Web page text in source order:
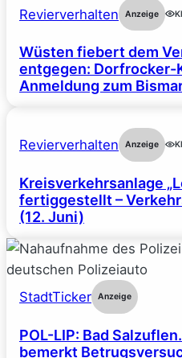
Revierverhalten Anzeige
Wüsten fiebert dem
entgegen: Dorfrocker-
Anmeldung zum
Revierverhalten Anzeige
Kreisverkehrsanlage
fertiggestellt –
(12. Juni)
StadtTicker Anzeige
POL-LIP: Bad
bemerkt